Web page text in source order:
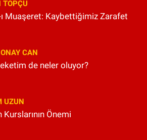
TOPÇU
Muaşeret: Kaybettiğimiz Zarafet
CAN
de neler oluyor?
UZUN
Kurslarının Önemi